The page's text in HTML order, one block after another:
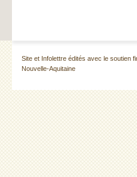
Site et Infolettre édités avec le soutien
Nouvelle-Aquitaine